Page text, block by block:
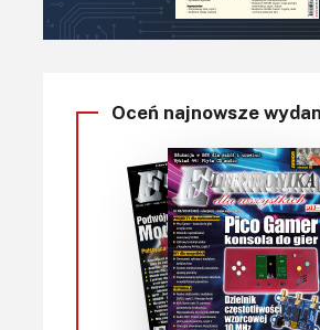
Oceń najnowsze